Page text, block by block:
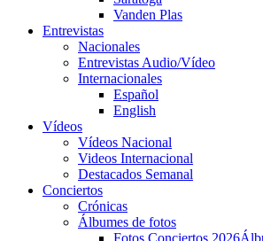
Vanden Plas
Entrevistas
Nacionales
Entrevistas Audio/Vídeo
Internacionales
Español
English
Vídeos
Vídeos Nacional
Videos Internacional
Destacados Semanal
Conciertos
Crónicas
Álbumes de fotos
Fotos Conciertos 2026